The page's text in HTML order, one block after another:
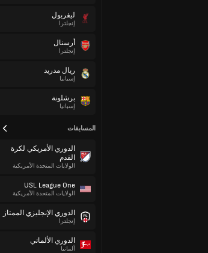
ليفربول
إنجلترا
أرسنال
إنجلترا
ريال مدريد
إسبانيا
برشلونة
إسبانيا
المسابقات
الدوري الأمريكي لكرة
القدم
الولايات المتحدة الأمريكية
USL League One
الولايات المتحدة الأمريكية
الدوري الإنجليزي الممتاز
إنجلترا
الدوري الألماني
ألمانيا